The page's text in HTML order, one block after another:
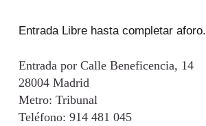
Entrada Libre hasta completar aforo.
Entrada por Calle Beneficencia, 14
28004 Madrid
Metro: Tribunal
Teléfono: 914 481 045